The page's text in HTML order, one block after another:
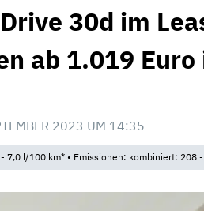
30d im
ab 1.019
2023 UM 14:35
7,0 l/100 km* • Emissionen: kombiniert: 208